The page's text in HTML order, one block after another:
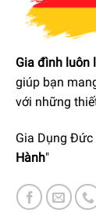
Gia đình luôn
giúp bạn
với những
Gia Dụng Đức
Hành"